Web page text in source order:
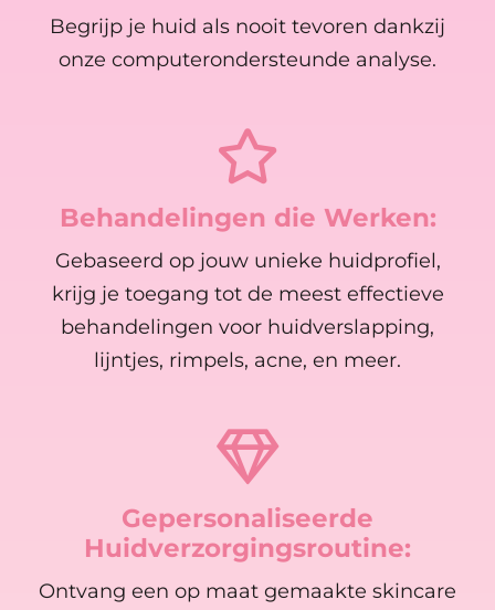
Begrijp je huid als nooit tevoren dankzij
onze computerondersteunde analyse.
Behandelingen die Werken:
Gebaseerd op jouw unieke huidprofiel,
krijg je toegang tot de meest effectieve
behandelingen voor huidverslapping,
lijntjes, rimpels, acne, en meer.
Gepersonaliseerde
Huidverzorgingsroutine:
Ontvang een op maat gemaakte skincare